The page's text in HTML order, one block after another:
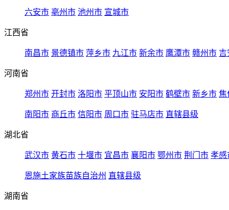
六安市 亳州市 池州市 宣城市
江西省
南昌市 景德镇市 萍乡市 九江市 新余市 鹰潭市 赣州市 吉
河南省
郑州市 开封市 洛阳市 平顶山市 安阳市 鹤壁市 新乡市 焦
南阳市 商丘市 信阳市 周口市 驻马店市 直辖县级
湖北省
武汉市 黄石市 十堰市 宜昌市 襄阳市 鄂州市 荆门市 孝感
恩施土家族苗族自治州 直辖县级
湖南省